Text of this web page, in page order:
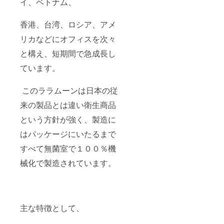
香港、台湾、ロシア、アメ
リカなどにオフィスを次々
と構え、短期間で急成長し
ています。
このララムーンは日本の従
来の製品とは違い衛生商品
という方針が強く、製造に
はパッケージにいたるまで
すべて無菌室で１００％機
械化で製造されています。
主な特徴として、